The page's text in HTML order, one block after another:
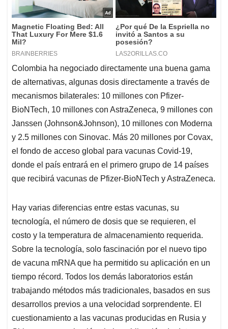
Colombia ha negociado directamente una buena gama
de alternativas, algunas dosis directamente a través de
mecanismos bilaterales: 10 millones con Pfizer-
BioNTech, 10 millones con AstraZeneca, 9 millones con
Janssen (Johnson&Johnson), 10 millones con Moderna
y 2.5 millones con Sinovac. Más 20 millones por Covax,
el fondo de acceso global para vacunas Covid-19,
donde el país entrará en el primero grupo de 14 países
que recibirá vacunas de Pfizer-BioNTech y AstraZeneca.
Hay varias diferencias entre estas vacunas, su
tecnología, el número de dosis que se requieren, el
costo y la temperatura de almacenamiento requerida.
Sobre la tecnología, solo fascinación por el nuevo tipo
de vacuna mRNA que ha permitido su aplicación en un
tiempo récord. Todos los demás laboratorios están
trabajando métodos más tradicionales, basados en sus
desarrollos previos a una velocidad sorprendente. El
cuestionamiento a las vacunas producidas en Rusia y